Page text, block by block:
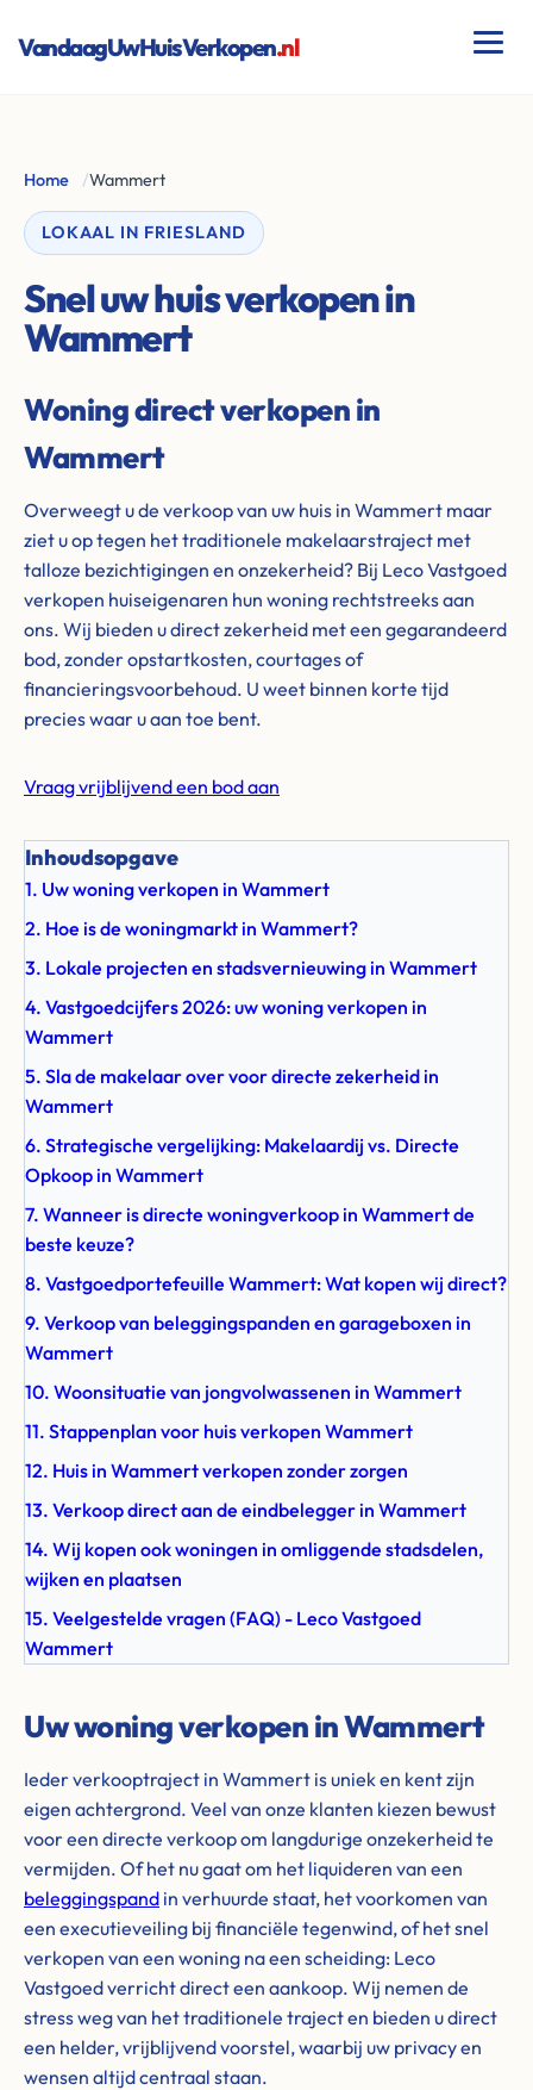
VandaagUwHuisVerkopen.nl
Home /Wammert
LOKAAL IN FRIESLAND
Snel uw huis verkopen in
Wammert
Woning direct verkopen in
Wammert
Overweegt u de verkoop van uw huis in Wammert maar
ziet u op tegen het traditionele makelaarstraject met
talloze bezichtigingen en onzekerheid? Bij Leco Vastgoed
verkopen huiseigenaren hun woning rechtstreeks aan
ons. Wij bieden u direct zekerheid met een gegarandeerd
bod, zonder opstartkosten, courtages of
financieringsvoorbehoud. U weet binnen korte tijd
precies waar u aan toe bent.
Vraag vrijblijvend een bod aan
Inhoudsopgave
1. Uw woning verkopen in Wammert
2. Hoe is de woningmarkt in Wammert?
3. Lokale projecten en stadsvernieuwing in Wammert
4. Vastgoedcijfers 2026: uw woning verkopen in
Wammert
5. Sla de makelaar over voor directe zekerheid in
Wammert
6. Strategische vergelijking: Makelaardij vs. Directe
Opkoop in Wammert
7. Wanneer is directe woningverkoop in Wammert de
beste keuze?
8. Vastgoedportefeuille Wammert: Wat kopen wij direct?
9. Verkoop van beleggingspanden en garageboxen in
Wammert
10. Woonsituatie van jongvolwassenen in Wammert
11. Stappenplan voor huis verkopen Wammert
12. Huis in Wammert verkopen zonder zorgen
13. Verkoop direct aan de eindbelegger in Wammert
14. Wij kopen ook woningen in omliggende stadsdelen,
wijken en plaatsen
15. Veelgestelde vragen (FAQ) - Leco Vastgoed
Wammert
Uw woning verkopen in Wammert
Ieder verkooptraject in Wammert is uniek en kent zijn
eigen achtergrond. Veel van onze klanten kiezen bewust
voor een directe verkoop om langdurige onzekerheid te
vermijden. Of het nu gaat om het liquideren van een
beleggingspand in verhuurde staat, het voorkomen van
een executieveiling bij financiële tegenwind, of het snel
verkopen van een woning na een scheiding: Leco
Vastgoed verricht direct een aankoop. Wij nemen de
stress weg van het traditionele traject en bieden u direct
een helder, vrijblijvend voorstel, waarbij uw privacy en
wensen altijd centraal staan.